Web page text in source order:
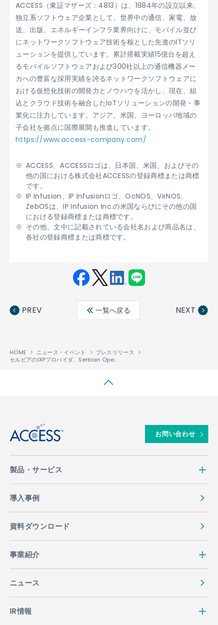
ACCESS（東証マザーズ：4813）は、1984年の設立以来、
独立系ソフトウェア企業として、世界中の通信、家電、放
送、出版、エネルギーインフラ業界向けに、モバイル並び
にネットワークソフトウェア技術を核とした先進のITソリ
ューションを提供しています。累計搭載実績15億台を超え
るモバイルソフトウェアおよび300社以上の通信機器メー
カへの豊富な採用実績を誇るネットワークソフトウェアに
おける仮想化技術の開発力とノウハウを活かし、現在、組
込とクラウド技術を融合したIoTソリューションの開発・事
業化に注力しています。アジア、米国、ヨーロッパ地域の
子会社を拠点に国際展開も推進しています。
https://www.access-company.com/
ACCESS、ACCESSロゴは、日本国、米国、およびその
他の国における株式会社ACCESSの登録商標または商標
です。
IP Infusion、IP Infusionロゴ、OcNOS、VirNOS、
ZebOSは、IP Infusion Inc.の米国ならびにその他の国
における登録商標または商標です。
その他、文中に記載されている会社名および商品名は、
各社の登録商標または商標です。
ebo ter
edin
PREV 一覧へ戻る NEXT
HOME ニュース・イベント
プレスリリース
セルビアのIXPプロバイダ、Serbian Open ExchangeのネットワークにIP Infusionの統合ネットワークOS 「OcNOS
お問い合わせ
製品・サービス
導入事例
資料ダウンロード
事業紹介
ニュース
IR情報